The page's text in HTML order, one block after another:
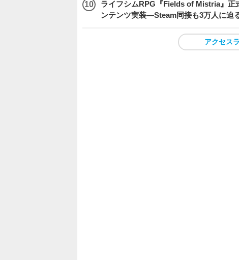
ライフシムRPG『Fields of Mistria』正
ンテンツ実装―Steam同接も3万人に迫
アクセス